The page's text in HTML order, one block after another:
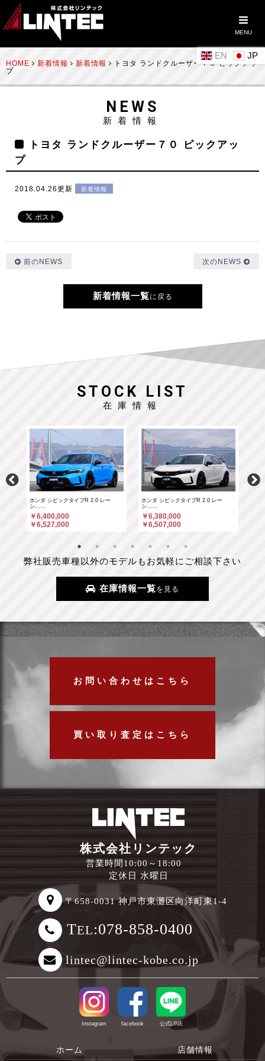
MENU
EN
HOME 新着情報 新着情報
トヨタ ランドクルーザー７０ ピックアッ
プ
NEWS
新着情報
トヨタ ランドクルーザー７０ ピックアッ
プ
2018.04.26更新 新着情報
前のNEWS 次のNEWS
新着情報一覧に戻る
STOCK LIST
在庫情報
ホンダ シビックタイプR 2.0 レー
シ……
￥6,400,000
￥6,527,000
ホンダ シビックタイプR 2.0 レー
シ……
￥6,380,000
￥6,507,000
弊社販売車種以外のモデルもお気軽にご相談下さい
在庫情報一覧を見る
お問い合わせはこちら
買い取り査定はこちら
株式会社リンテック
営業時間10:00～18:00
定休日 水曜日
〒658-0031 神戸市東灘区向洋町東1-4
TEL:078-858-0400
lintec@lintec-kobe.co.jp
Instagram facebook 公式LINE
ホーム 店舗情報